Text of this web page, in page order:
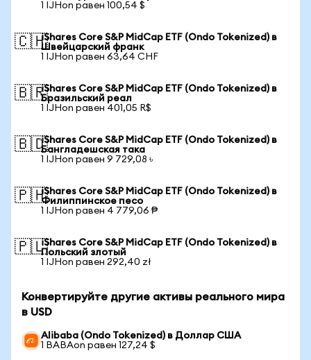
1 IJHon равен 100,54 $
🇨🇭iShares Core S&P MidCap ETF (Ondo Tokenized) в
Швейцарский франк
1 IJHon равен 63,64 CHF
🇧🇷iShares Core S&P MidCap ETF (Ondo Tokenized) в
Бразильский реал
1 IJHon равен 401,05 R$
🇧🇩iShares Core S&P MidCap ETF (Ondo Tokenized) в
Бангладешская така
1 IJHon равен 9 729,08 ৳
🇵🇭iShares Core S&P MidCap ETF (Ondo Tokenized) в
Филиппинское песо
1 IJHon равен 4 779,06 ₱
🇵🇱iShares Core S&P MidCap ETF (Ondo Tokenized) в
Польский злотый
1 IJHon равен 292,40 zł
Конвертируйте другие активы реального мира
в USD
Alibaba (Ondo Tokenized) в Доллар США
1 BABAon равен 127,24 $